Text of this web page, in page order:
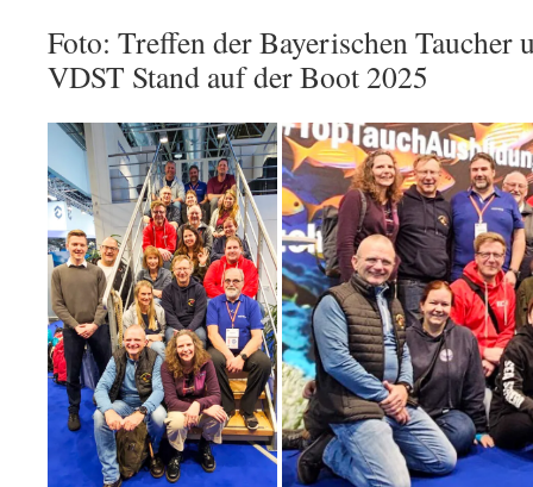
Foto: Treffen der Bayerischen Taucher
VDST Stand auf der Boot 2025